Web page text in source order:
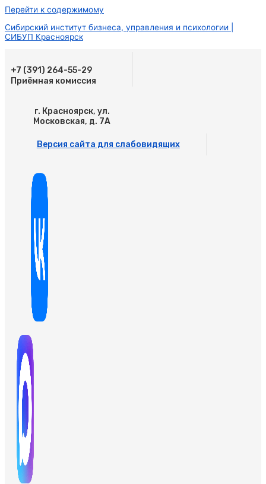
Перейти к содержимому
Сибирский институт бизнеса, управления и психологии |
СИБУП Красноярск
+7 (391) 264-55-29
Приёмная комиссия
г. Красноярск, ул.
Московская, д. 7А
Версия сайта для слабовидящих